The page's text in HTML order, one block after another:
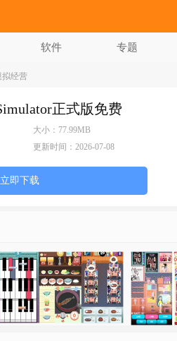
软件 专题
拟经营
正式版免费
大小： 77.99MB
更新时间：2026-07-08
立即下载